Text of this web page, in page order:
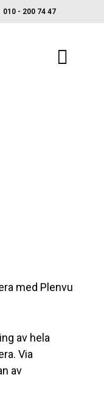
010 - 200 74 47
med Plenvu
av hela
Via
av